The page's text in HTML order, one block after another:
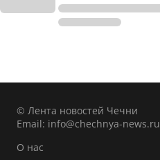
© Лента новостей Чечни
Email: info@chechnya-news.ru
О нас